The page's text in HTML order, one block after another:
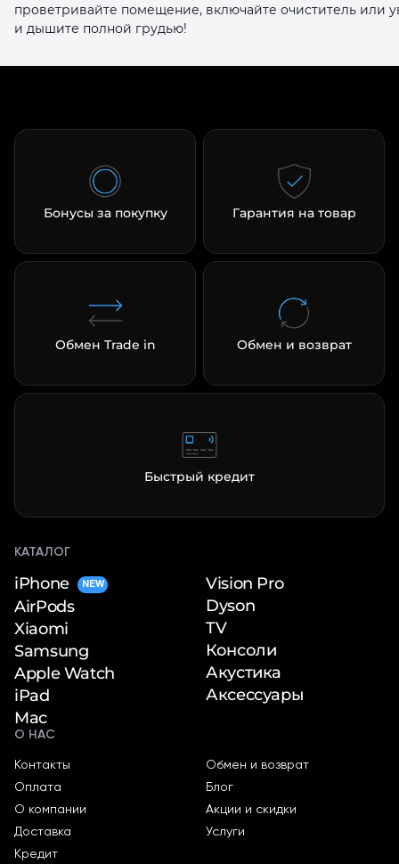
проветривайте помещение, включайте очиститель или
и дышите полной грудью!
Бонусы за покупку Гарантия на товар
Обмен Trade in Обмен и возврат
Быстрый кредит
КАТАЛОГ
iPhone NEW
AirPods
Xiaomi
Samsung
Apple Watch
iPad
Mac
Vision Pro
Dyson
TV
Консоли
Акустика
Аксессуары
О НАС
Контакты
Оплата
О компании
Доставка
Кредит
Обмен и возврат
Блог
Акции и скидки
Услуги